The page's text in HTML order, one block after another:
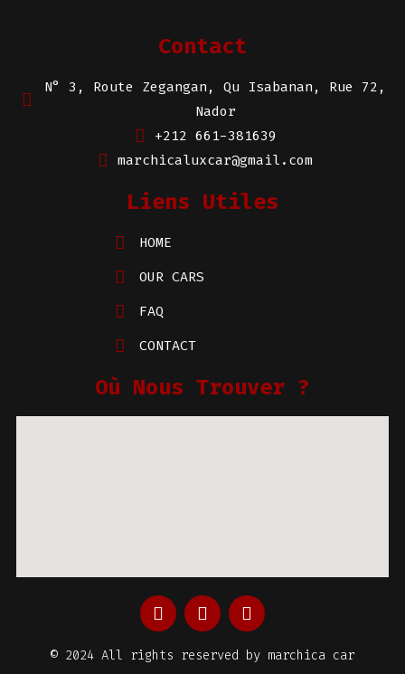
Contact
N° 3, Route Zegangan, Qu Isabanan, Rue 72,
Nador
+212 661-381639
marchicaluxcar@gmail.com
Liens Utiles
HOME
OUR CARS
FAQ
CONTACT
Où Nous Trouver ?
© 2024 All rights reserved by marchica car